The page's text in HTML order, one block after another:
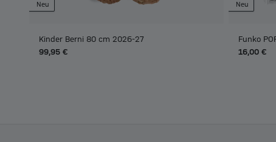
Neu
Kinder Berni 80 cm 2026-27
99,95 €
Neu
Funko
16,00 €